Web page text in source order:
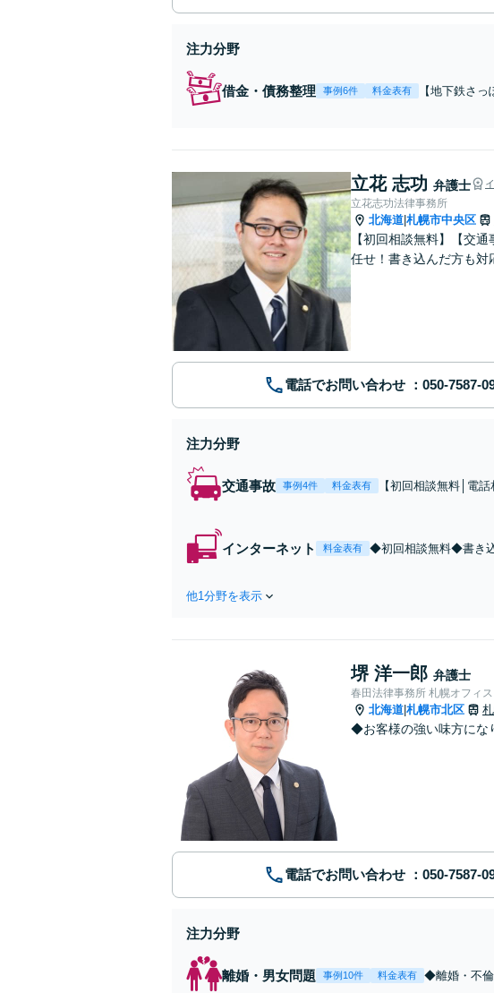
注力分野
借金・債務整理 事例6件 料金表有
【地下鉄さ
立花 志功 弁護士
立花志功法律事務所
北海道 札幌市中央区
【初回相談無料】【交
任せ！書き込んだ方も対
電話でお問い合わせ
注力分野
交通事故 事例4件 料金表有
【初回相談無料│電
インターネット 料金表有
◆初回相談無料◆書き込
他1分野を表示
堺 洋一郎 弁護士
春田法律事務所 札幌オフィス
北海道 札幌市北区
◆お客様の強い味方にな
電話でお問い合わせ
注力分野
離婚・男女問題 事例10件 料金表有 ◆離婚・不倫